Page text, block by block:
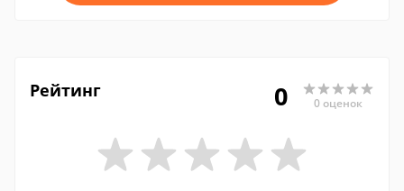
Рейтинг 0 0 оценок